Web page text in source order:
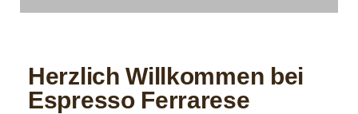
MTB Ladies by R-SUSPENSION steht für
den modernen Radsport, der Lifestyle mit
Herzlich Willkommen bei
Espresso Ferrarese